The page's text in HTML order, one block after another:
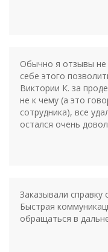
Обычно я отзывы не
себе этого
Виктории К. за
не к чему (а это
сотрудника), все
остался очень
Заказывали справку
Быстрая
обращаться в